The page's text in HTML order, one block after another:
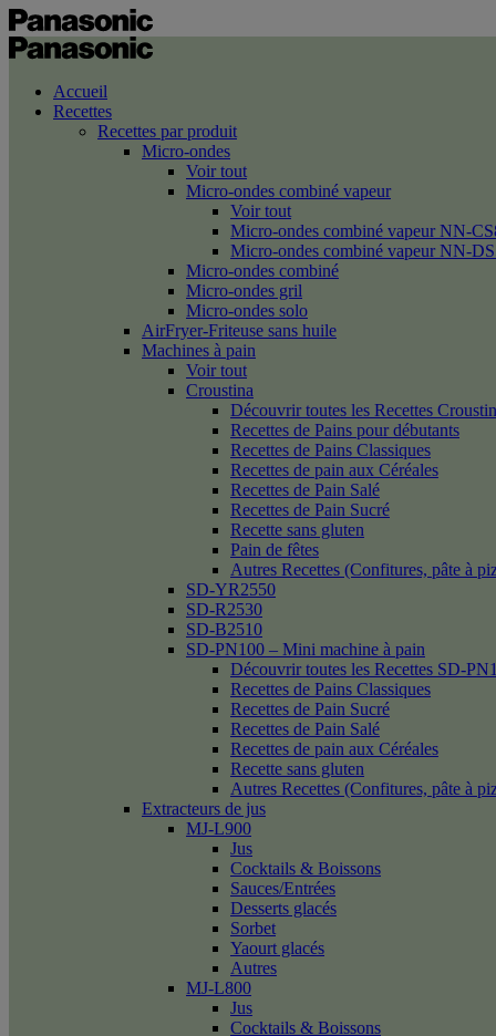
Accueil
Recettes
Recettes par produit
Micro-ondes
Voir tout
Micro-ondes combiné vapeur
Voir tout
Micro-ondes combiné vapeur NN-
Micro-ondes combiné vapeur NN-
Micro-ondes combiné
Micro-ondes gril
Micro-ondes solo
AirFryer-Friteuse sans huile
Machines à pain
Voir tout
Croustina
Découvrir toutes les Recettes
Recettes de Pains pour débutants
Recettes de Pains Classiques
Recettes de pain aux Céréales
Recettes de Pain Salé
Recettes de Pain Sucré
Recette sans gluten
Pain de fêtes
Autres Recettes (Confitures, pâte à
SD-YR2550
SD-R2530
SD-B2510
SD-PN100 – Mini machine à pain
Découvrir toutes les Recettes SD-
Recettes de Pains Classiques
Recettes de Pain Sucré
Recettes de Pain Salé
Recettes de pain aux Céréales
Recette sans gluten
Autres Recettes (Confitures, pâte à
Extracteurs de jus
MJ-L900
Jus
Cocktails & Boissons
Sauces/Entrées
Desserts glacés
Sorbet
Yaourt glacés
Autres
MJ-L800
Jus
Cocktails & Boissons